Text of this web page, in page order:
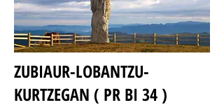
ZUBIAUR-LOBANTZU-
KURTZEGAN ( PR BI 34 )